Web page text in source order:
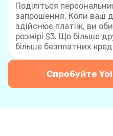
Поділіться
запрошення. Коли ваш
здійснює платіж, ви
розмірі $3. Що більше
більше безплатних
Спробуйте